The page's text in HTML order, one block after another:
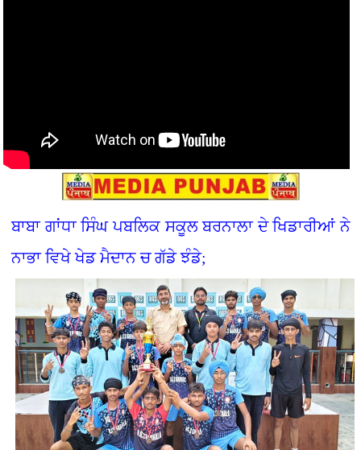
ਬਾਬਾ ਗਾਂਧਾ ਸਿੰਘ ਪਬਲਿਕ ਸਕੂਲ ਬਰਨਾਲਾ ਦੇ ਖਿਡਾਰੀਆਂ ਨੇ
ਨਾਭਾ ਵਿਖੇ ਖੇਡ ਮੈਦਾਨ ਚ ਗੱਡੇ ਝੰਡੇ;